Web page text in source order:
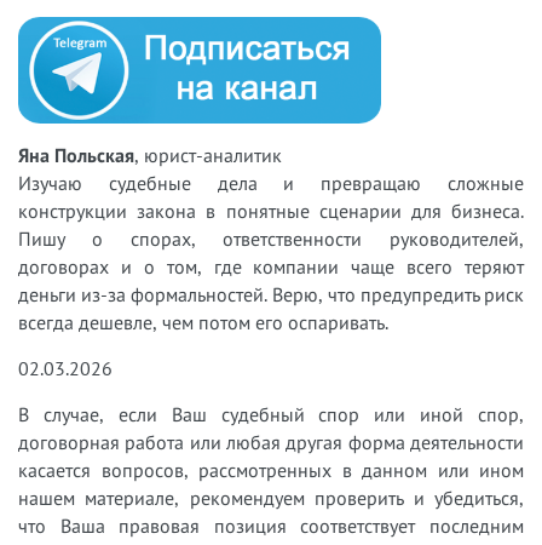
Яна Польская, юрист-аналитик
Изучаю судебные дела и превращаю сложные
конструкции закона в понятные сценарии для бизнеса.
Пишу о спорах, ответственности руководителей,
договорах и о том, где компании чаще всего теряют
деньги из-за формальностей. Верю, что предупредить риск
всегда дешевле, чем потом его оспаривать.
02.03.2026
В случае, если Ваш судебный спор или иной спор,
договорная работа или любая другая форма деятельности
касается вопросов, рассмотренных в данном или ином
нашем материале, рекомендуем проверить и убедиться,
что Ваша правовая позиция соответствует последним